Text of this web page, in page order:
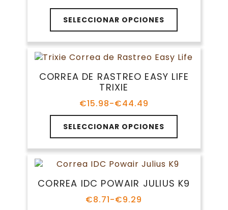
elegir
la
página
de
producto
de
precios:
desde
€15.98
hasta
€50.99
SELECCIONAR OPCIONES
Este
producto
tiene
múltiples
variantes.
opciones
pueden
elegir
la
página
producto
CORREA DE RASTREO EASY LIFE
TRIXIE
€15.98-€44.49
Rango
de
precios:
desde
€15.98
hasta
€44.49
SELECCIONAR OPCIONES
Este
producto
tiene
múltiples
variantes.
opciones
CORREA IDC POWAIR JULIUS K9
€8.71-€9.29
Rango